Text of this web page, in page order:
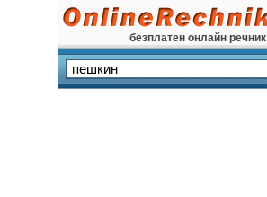
безплатен онлайн речник